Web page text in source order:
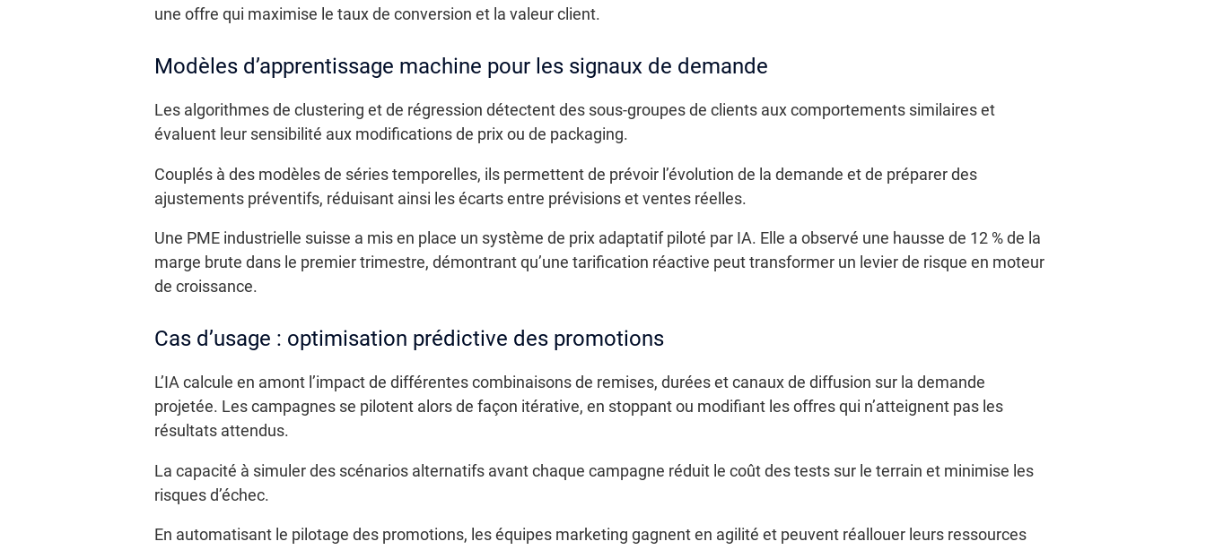
une offre qui maximise le taux de conversion et la valeur client.
Modèles d’apprentissage machine pour les signaux de demande
Les algorithmes de clustering et de régression détectent des sous-groupes de clients aux comportements similaires et
évaluent leur sensibilité aux modifications de prix ou de packaging.
Couplés à des modèles de séries temporelles, ils permettent de prévoir l’évolution de la demande et de préparer des
ajustements préventifs, réduisant ainsi les écarts entre prévisions et ventes réelles.
Une PME industrielle suisse a mis en place un système de prix adaptatif piloté par IA. Elle a observé une hausse de 12 % de la
marge brute dans le premier trimestre, démontrant qu’une tarification réactive peut transformer un levier de risque en moteur
de croissance.
Cas d’usage : optimisation prédictive des promotions
L’IA calcule en amont l’impact de différentes combinaisons de remises, durées et canaux de diffusion sur la demande
projetée. Les campagnes se pilotent alors de façon itérative, en stoppant ou modifiant les offres qui n’atteignent pas les
résultats attendus.
La capacité à simuler des scénarios alternatifs avant chaque campagne réduit le coût des tests sur le terrain et minimise les
risques d’échec.
En automatisant le pilotage des promotions, les équipes marketing gagnent en agilité et peuvent réallouer leurs ressources